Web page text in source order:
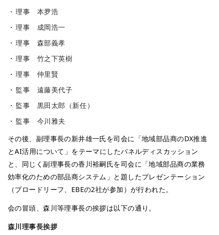
理事 本夛浩
理事 成岡浩一
理事 森部義孝
理事 竹之下英樹
理事 仲里賢
監事 遠藤美代子
監事 黒田太郎（新任）
監事 今川雅夫
その後、副理事長の新井雄一氏を司会に「地域部品商のDX推進
とAI活用について」をテーマにしたパネルディスカッション
と、同じく副理事長の香川裕嗣氏を司会に「地域部品商の業務
効率化のための部品商システム」と題したプレゼンテーション
（ブロードリーフ、EBEの2社が参加）が行われた。
会の冒頭、森川等理事長の挨拶は以下の通り。
森川理事長挨拶